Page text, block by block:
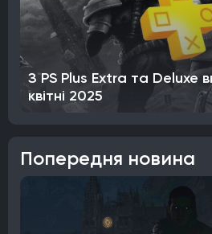
З PS Plus Extra та Deluxe
квітні 2025
Попередня новина